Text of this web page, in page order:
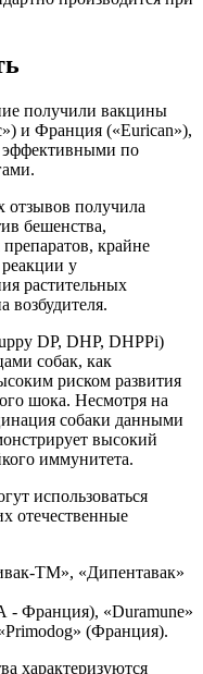
получили вакцины
и Франция («Eurican»),
эффективными по
отзывов получила
бешенства,
крайне
у
растительных
возбудителя.
DP, DHP, DHPPi)
собак, как
риском развития
шока. Несмотря на
собаки данными
высокий
иммунитета.
использоваться
отечественные
ТМ», «Дипентавак»
- Франция), «Duramune»
(Франция).
характеризуются